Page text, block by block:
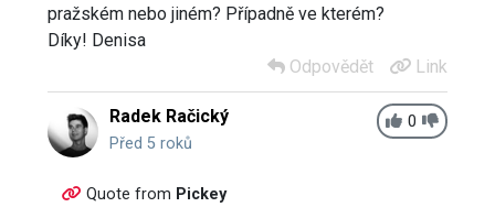
pražském nebo jiném? Případně ve kterém?
Díky! Denisa
Odpovědět
Link
0
Radek Račický
Před 5 roků
Quote from Pickey